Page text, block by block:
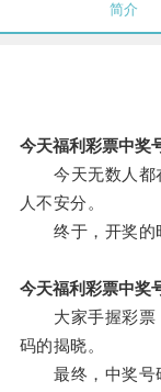
简介
今天福利彩票中奖
今天无数人都在
人不安分。
终于，开奖的
今天福利彩票中奖
大家手握彩票，
码的揭晓。
最终，中奖号码